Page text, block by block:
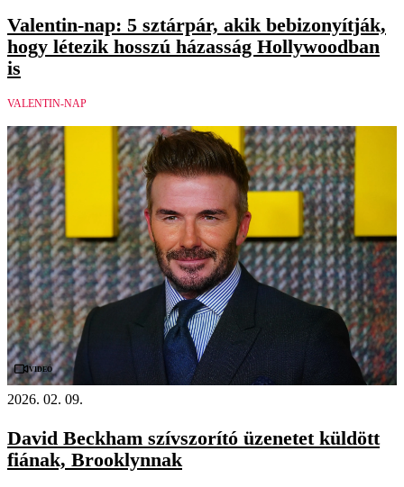
Valentin-nap: 5 sztárpár, akik bebizonyítják,
hogy létezik hosszú házasság Hollywoodban
is
VALENTIN-NAP
Videó
2026. 02. 09.
David Beckham szívszorító üzenetet küldött
fiának, Brooklynnak